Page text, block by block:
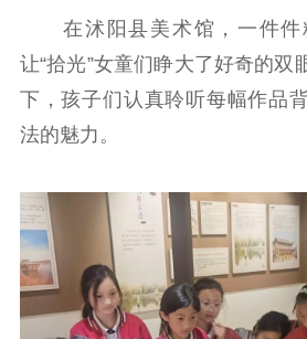
新闻出版
精品出版 全民阅读
电影工作
电影创作
机关党建
在沭阳县美术馆，一件件
让“拾光”女童们睁大了好奇的双
下，孩子们认真聆听每幅作品
法的魅力。